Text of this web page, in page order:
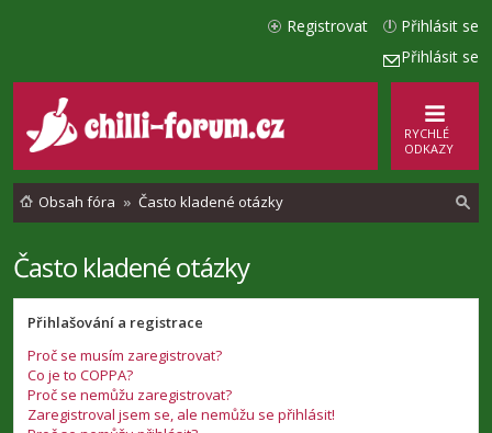
Přihlásit se
Přihlásit se
Registrovat
RYCHLÉ
ODKAZY
Obsah fóra Často kladené otázky
e
Často kladené otázky
Přihlašování a registrace
Proč se musím zaregistrovat?
Co je to COPPA?
Proč se nemůžu zaregistrovat?
Zaregistroval jsem se, ale nemůžu se přihlásit!